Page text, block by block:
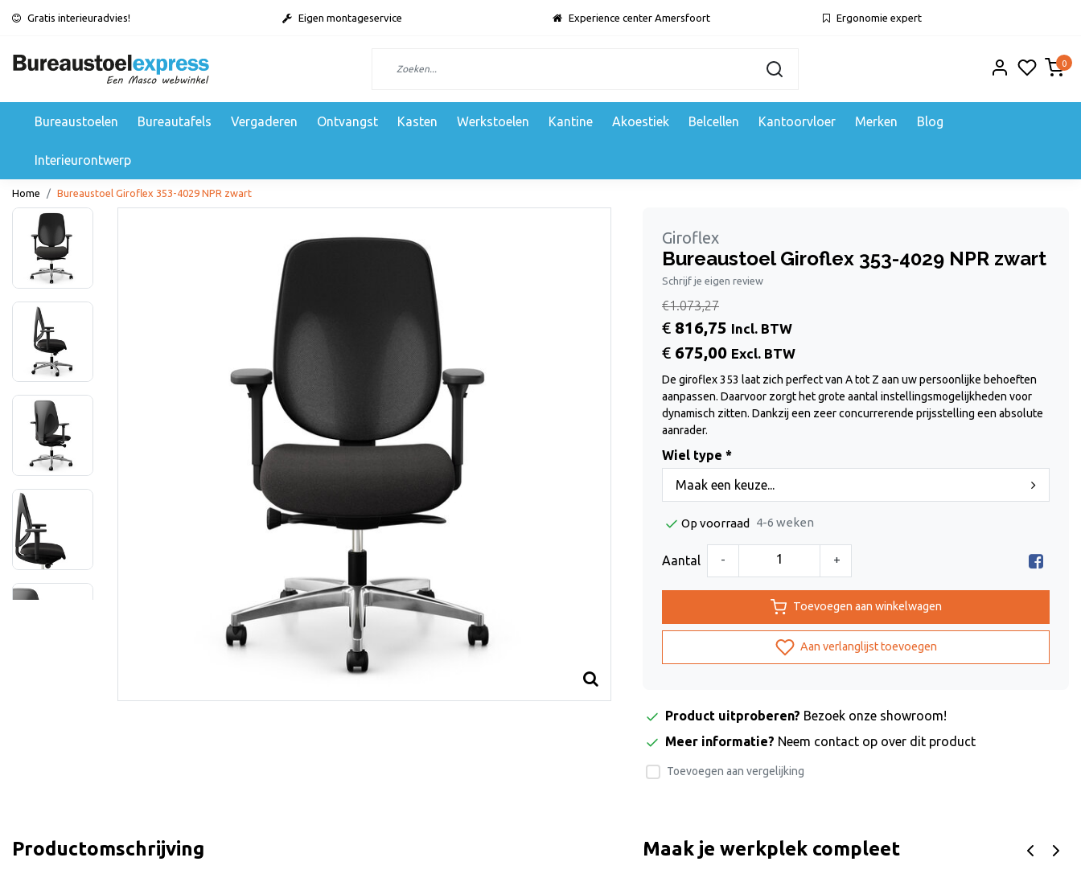
Gratis interieuradvies! Eigen montageservice Experience center Amersfoort Ergonomie expert
0
Bureaustoelen Bureautafels Vergaderen Ontvangst Kasten Werkstoelen Kantine Akoestiek Belcellen Kantoorvloer Merken Blog
Interieurontwerp
Home Bureaustoel Giroflex 353-4029 NPR zwart
Giroflex
Bureaustoel Giroflex 353-4029 NPR zwart
Schrijf je eigen review
€1.073,27
€ 816,75 Incl. BTW
€ 675,00 Excl. BTW
De giroflex 353 laat zich perfect van A tot Z aan uw persoonlijke behoeften
aanpassen. Daarvoor zorgt het grote aantal instellingsmogelijkheden voor
dynamisch zitten. Dankzij een zeer concurrerende prijsstelling een absolute
aanrader.
Wiel type *
Maak een keuze...
Op voorraad 4-6 weken
Aantal - +
Toevoegen aan winkelwagen
Aan verlanglijst toevoegen
Product uitproberen? Bezoek onze showroom!
Meer informatie? Neem contact op over dit product
Toevoegen aan vergelijking
Productomschrijving Maak je werkplek compleet